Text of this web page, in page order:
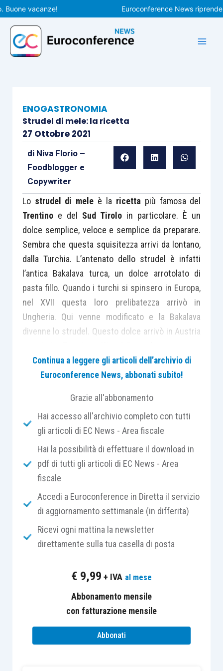
Vai
al
contenuto
vacanze! Euroconference News riprenderà
ENOGASTRONOMIA
Strudel di mele: la ricetta
27 Ottobre 2021
di Niva Florio –
Foodblogger e
Copywriter
Lo strudel di mele è la ricetta più famosa del
Trentinoe del Sud Tirolo in particolare. È un
dolce semplice, veloce e semplice da preparare.
Sembra che questa squisitezza arrivi da lontano,
dalla Turchia. L’antenato dello strudel è infatti
l’antica Bakalava turca, un dolce arrotolato di
pasta fillo. Quando i turchi si spinsero in Europa,
nel XVII questa loro prelibatezza arrivò in
Ungheria. Qui venne modificato e la Bakalava
divenne lo strudel. Questo dolce arrivò in Austria
aggiunte le squisite mele locali al ripieno.
invitante, la pasta sottile e friabile e il ripieno
speziato. Vediamo insieme come preparare lo
strudel di mele.
Ingredienti per lo strudel di mele
Per 6 persone:
250 g di farina;
50 g di uvetta;
1 kg di mele renette;
2 cucchiai di pinoli;
la buccia grattugiata e il succo di un
Continua a leggere gli articoli dell’archivio di
Euroconference News, abbonati subito!
Grazie all'abbonamento
Hai accesso all'archivio completo con tutti
gli articoli di EC News - Area fiscale
Hai la possibilità di effettuare il download in
pdf di tutti gli articoli di EC News - Area
fiscale
Accedi a Euroconference in Diretta il servizio
di aggiornamento settimanale (in differita)
Ricevi ogni mattina la newsletter
direttamente sulla tua casella di posta
€ 9,99 + IVA al mese
Abbonamento mensile
con fatturazione mensile
Abbonati